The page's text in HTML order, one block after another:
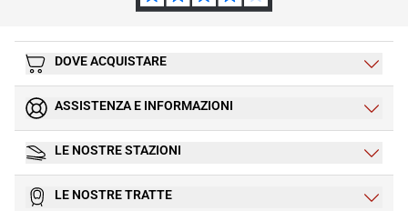
DOVE ACQUISTARE
ASSISTENZA E INFORMAZIONI
LE NOSTRE STAZIONI
LE NOSTRE TRATTE